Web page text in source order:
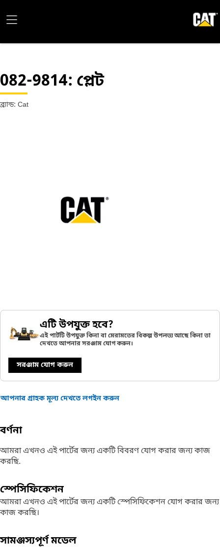
082-9814: প্লেট
ব্র্যান্ড: Cat
এটি উপযুক্ত হবে?
এই পার্টটি উপযুক্ত কিনা বা মেরামতের বিকল্প উপলভ্য আছে কিনা তা
দেখতে আপনার সরঞ্জাম যোগ করুন।
সরঞ্জাম যোগ করুন
আপনার গ্রাহক মূল্য দেখতে লগইন করুন
বর্ণনা
আমরা এখনও এই পার্টের জন্য একটি বিবরণ যোগ করার জন্য কাজ
করছি.
স্পেসিফিকেশন
আমরা এখনও এই পার্টের জন্য একটি স্পেসিফিকেশন যোগ করার জন্য
কাজ করছি।
সামঞ্জস্যপূর্ণ মডেল